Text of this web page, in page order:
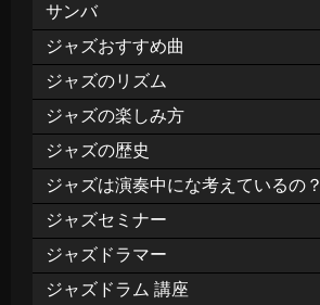
サンバ
ジャズおすすめ曲
ジャズのリズム
ジャズの楽しみ方
ジャズの歴史
ジャズは演奏中にな考えているの？
ジャズセミナー
ジャズドラマー
ジャズドラム 講座